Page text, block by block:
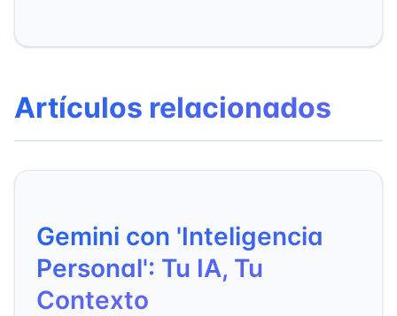
Artículos relacionados
Gemini con 'Inteligencia
Personal': Tu IA, Tu
Contexto